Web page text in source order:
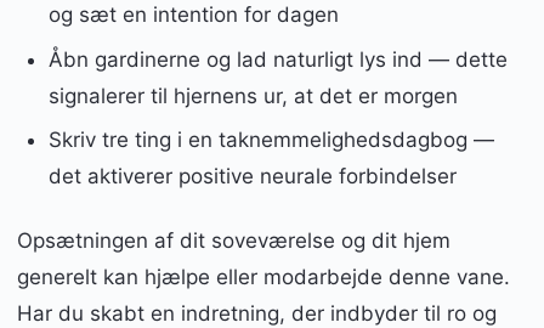
og sæt en intention for dagen
Åbn gardinerne og lad naturligt lys ind — dette
signalerer til hjernens ur, at det er morgen
Skriv tre ting i en taknemmelighedsdagbog —
det aktiverer positive neurale forbindelser
Opsætningen af dit soveværelse og dit hjem
generelt kan hjælpe eller modarbejde denne vane.
Har du skabt en indretning, der indbyder til ro og